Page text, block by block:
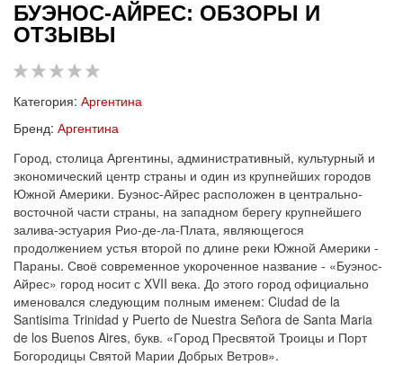
БУЭНОС-АЙРЕС: ОБЗОРЫ И
ОТЗЫВЫ
Категория: Аргентина
Бренд: Аргентина
Город, столица Аргентины, административный, культурный и
экономический центр страны и один из крупнейших городов
Южной Америки. Буэнос-Айрес расположен в центрально-
восточной части страны, на западном берегу крупнейшего
залива-эстуария Рио-де-ла-Плата, являющегося
продолжением устья второй по длине реки Южной Америки -
Параны. Своё современное укороченное название - «Буэнос-
Айрес» город носит с XVII века. До этого город официально
именовался следующим полным именем: Ciudad de la
Santisima Trinidad y Puerto de Nuestra Señora de Santa Maria
de los Buenos Aires, букв. «Город Пресвятой Троицы и Порт
Богородицы Святой Марии Добрых Ветров».